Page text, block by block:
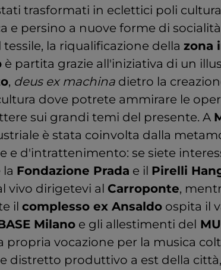
trasformati in eclettici poli
e persino a nuove forme di
la riqualificazione della zona
è partita grazie all'iniziativa di un
, deus ex machina dietro la
dove potrete ammirare le
sui grandi temi del presente. A
è stata coinvolta dalla
e d'intrattenimento: se siete
Fondazione Prada e il Pirelli
vivo dirigetevi al Carroponte,
il complesso ex Ansaldo ospita il
Milano e gli allestimenti del
propria vocazione per la musica
distretto produttivo a est della